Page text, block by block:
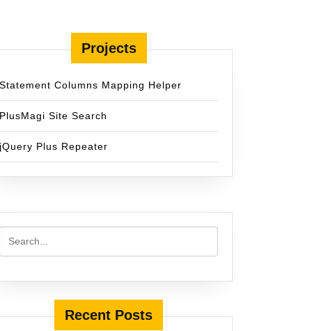
Projects
Statement Columns Mapping Helper
PlusMagi Site Search
jQuery Plus Repeater
Recent Posts